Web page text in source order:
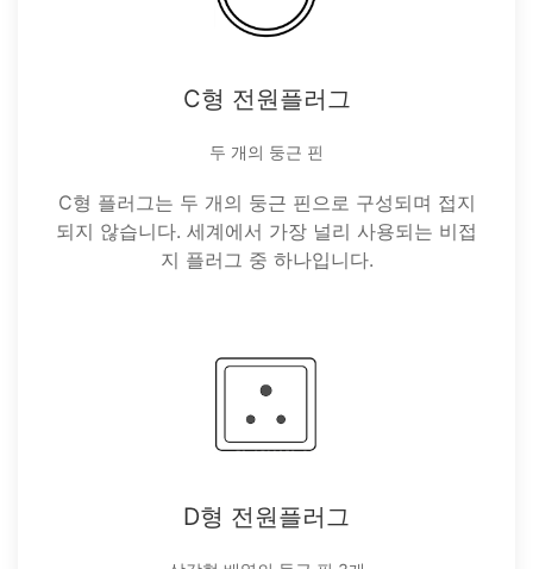
C형 전원플러그
두 개의 둥근 핀
C형 플러그는 두 개의 둥근 핀으로 구성되며 접지
되지 않습니다. 세계에서 가장 널리 사용되는 비접
지 플러그 중 하나입니다.
D형 전원플러그